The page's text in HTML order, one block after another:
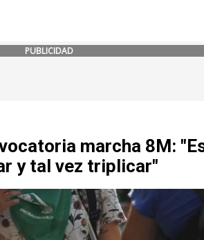
PUBLICIDAD
marcha 8M:
y tal vez triplicar"